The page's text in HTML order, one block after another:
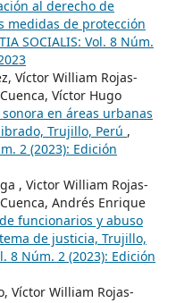
al derecho de
medidas de protección
SOCIALIS: Vol. 8 Núm.
Víctor William Rojas-
Víctor Hugo
en áreas urbanas
Trujillo, Perú ,
2 (2023): Edición
, Victor William Rojas-
Andrés Enrique
funcionarios y abuso
de justicia, Trujillo,
8 Núm. 2 (2023): Edición
Víctor William Rojas-